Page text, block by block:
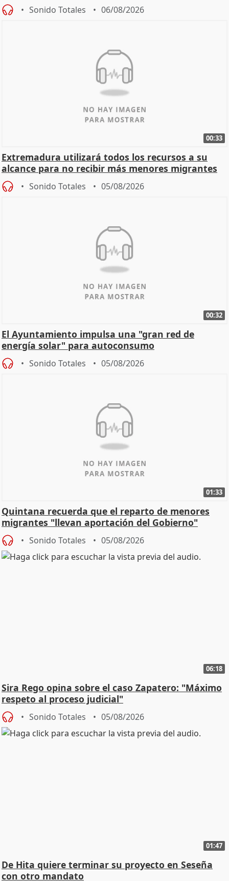
Sonido Totales 06/08/2026
00:33
Extremadura utilizará todos los recursos a su
alcance para no recibir más menores migrantes
Sonido Totales 05/08/2026
00:32
El Ayuntamiento impulsa una "gran red de
energía solar" para autoconsumo
Sonido Totales 05/08/2026
01:33
Quintana recuerda que el reparto de menores
migrantes "llevan aportación del Gobierno"
central
Sonido Totales 05/08/2026
06:18
Sira Rego opina sobre el caso Zapatero: "Máximo
respeto al proceso judicial"
Sonido Totales 05/08/2026
01:47
De Hita quiere terminar su proyecto en Seseña
con otro mandato